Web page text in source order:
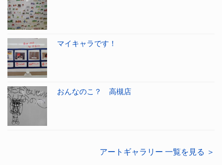
マイキャラです！
おんなのこ？ 高槻店
アートギャラリー 一覧を見る ＞